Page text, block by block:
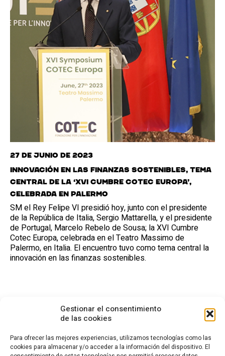
Gestionar el consentimiento
de las cookies
Para ofrecer las mejores experiencias, utilizamos tecnologías como las
cookies para almacenar y/o acceder a la información del dispositivo. El
27 de junio de 2023
Innovación en las finanzas sostenibles, tema
central de la ‘XVI Cumbre Cotec Europa’,
celebrada en Palermo
SM el Rey Felipe VI presidió hoy, junto con el presidente
de la República de Italia, Sergio Mattarella, y el presidente
de Portugal, Marcelo Rebelo de Sousa; la XVI Cumbre
Cotec Europa, celebrada en el Teatro Massimo de
Palermo, en Italia. El encuentro tuvo como tema central la
innovación en las finanzas sostenibles.